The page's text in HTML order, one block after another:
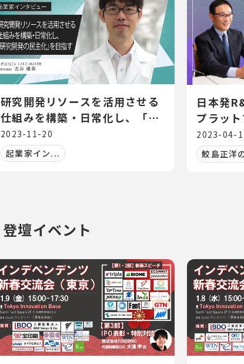
研究開発リソースを活用させる
仕組みを構築・日常化し、「研
究開発の民主化」を目指す
2023-11-20
起業家イン...
日本発
プラッ
2023-04-
鮫島正洋
登壇イベント